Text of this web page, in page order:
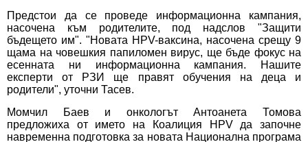
Предстои да се проведе информационна кампания,
насочена към родителите, под надслов "Защити
бъдещето им". "Новата НPV-ваксина, насочена срещу 9
щама на човешкия папиломен вирус, ще бъде фокус на
есенната ни информационна кампания. Нашите
експерти от РЗИ ще правят обучения на деца и
родители", уточни Тасев.
Момчил Баев и онкологът Антоанета Томова
предложиха от името на Коалиция HPV да започне
навременна подготовка за новата Национална програма